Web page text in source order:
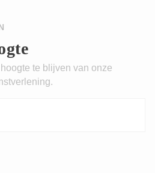
te blijven van onze